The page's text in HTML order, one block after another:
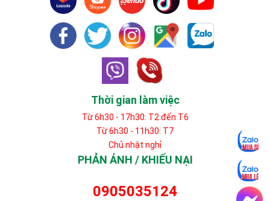
Thời gian làm việc
Từ 6h30 - 17h30: T2 đến T6
Từ 6h30 - 11h30: T7
Chủ nhật nghỉ
PHẢN ÁNH / KHIẾU NẠI
0905035124